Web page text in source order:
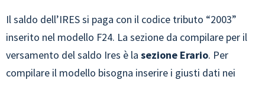
Il saldo dell’IRES si paga con il codice tributo “2003”
inserito nel modello F24. La sezione da compilare per il
versamento del saldo Ires è la sezione Erario. Per
compilare il modello bisogna inserire i giusti dati nei